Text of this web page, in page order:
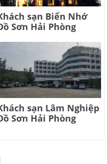
sạn Biển Nhớ
Sơn Hải Phòng
sạn Lâm Nghiệp
Sơn Hải Phòng